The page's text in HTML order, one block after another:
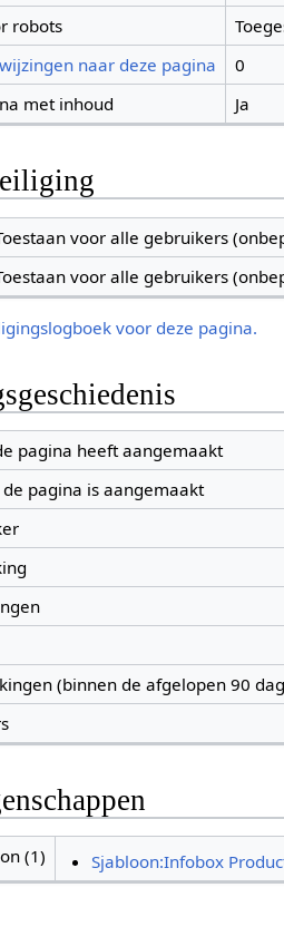
robots
naar deze pagina
0
met inhoud
Ja
voor alle gebruikers
voor alle gebruikers
voor deze pagina.
pagina heeft aangemaakt
pagina is aangemaakt
(binnen de afgelopen 90
(1) Sjabloon:Infobox